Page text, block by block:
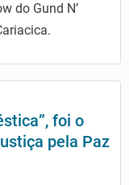
do Gund N’
foi o
pela Paz